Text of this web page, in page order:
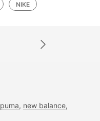
NIKE
puma, new balance,